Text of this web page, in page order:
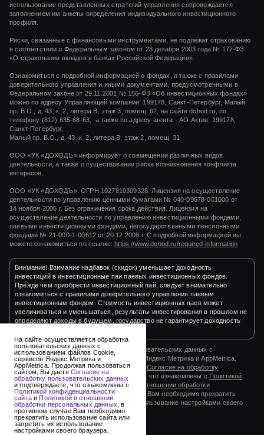
использование представленных стратегий управления сопровождается
заполнением им анкеты определения индивидуального инвестиционного
профиля.
Риски, связанные с финансовыми инструментами, не подлежат страхованию
в соответствии с Федеральным законом от 23 декабря 2003 года № 177-ФЗ
«О страховании вкладов в банках Российской Федерации».
Ознакомиться с подробной информацией о фондах, а также с правилами
доверительного управления и иными документами, предусмотренными в
Федеральном законе от 29.11.2001 № 156-ФЗ «Об инвестиционных фондах»
можно по адресу Управляющей компании: 199178, Санкт-Петербург, Малый
пр. В.О., д. 43, к. 2, литера В, этаж 3, помещ. 62, на сайте dohod.ru, по
телефону (812) 635-68-63, а также по адресу агента - АО Актив: 199178,
Санкт-Петербург,
Малый пр. В.О., д. 43, к. 2, литера В, этаж 2, помещ. 31
ООО «УК «ДОХОДЪ» информирует о совмещении различных видов
деятельности, а также о существовании риска возникновения конфликта
интересов.
ООО «УК «ДОХОДЪ». ОГРН 1027810309328. Лицензия на осуществление
деятельности по управлению ценными бумагами № 040-09678-001000 от
14 ноября 2006 г. Без ограничения срока действия. Лицензия на
осуществление деятельности по управлению инвестиционными фондами,
паевыми инвестиционными фондами, негосударственными пенсионными
фондами № 21-000-1-00612 от 20.12.2008 г. С подробной информацией вы
можете ознакомиться по ссылке:https://www.dohod.ru/required-information
Внимание! Взимание надбавок (скидок) уменьшает доходность
инвестиций в инвестиционные паи паевых инвестиционных фондов.
Прежде чем приобрести инвестиционный пай, следует внимательно
ознакомиться с правилами доверительного управления паевым
инвестиционным фондом. Стоимость инвестиционных паев может
увеличиваться и уменьшаться, результаты инвестирования в прошлом не
определяют доходы в будущем, государство не гарантирует доходность
На сайте осуществляется обработка пользовательских данных с
использованием файлов Cookie, сервисов Яндекс Метрика и AppMetrica.
Продолжая пользоваться сайтом, Вы даете Согласие на обработку
пользовательских данныхи подтверждаете, что ознакомлены с Политикой
конфиденциальности сайтаиПолитикой в отношении обработки
персональных данных,в противном случае Вам необходимо прекратить
использование сайта или запретить их использование настройками своего
браузера.
На сайте осуществляется обработка
пользовательских данных с
использованием файлов Cookie,
сервисов Яндекс Метрика и
AppMetrica. Продолжая пользоваться
сайтом, Вы даете Согласие на
обработку пользовательских данных
и подтверждаете, что ознакомлены с
Политикой конфиденциальности
сайтаиПолитикой в отношении
обработки персональных данных, в
противном случае Вам необходимо
прекратить использование сайта или
запретить их использование
настройками своего браузера.